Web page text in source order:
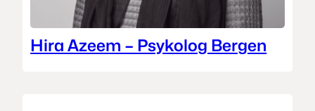
Hira Azeem – Psykolog Bergen